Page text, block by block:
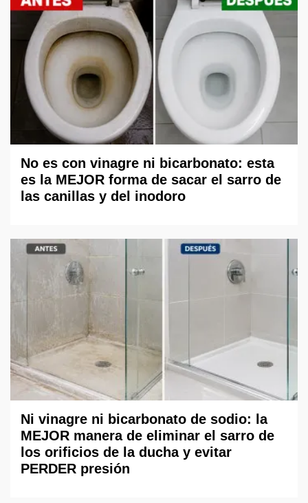
No es con vinagre ni bicarbonato: esta
es la MEJOR forma de sacar el sarro de
las canillas y del inodoro
Ni vinagre ni bicarbonato de sodio: la
MEJOR manera de eliminar el sarro de
los orificios de la ducha y evitar
PERDER presión